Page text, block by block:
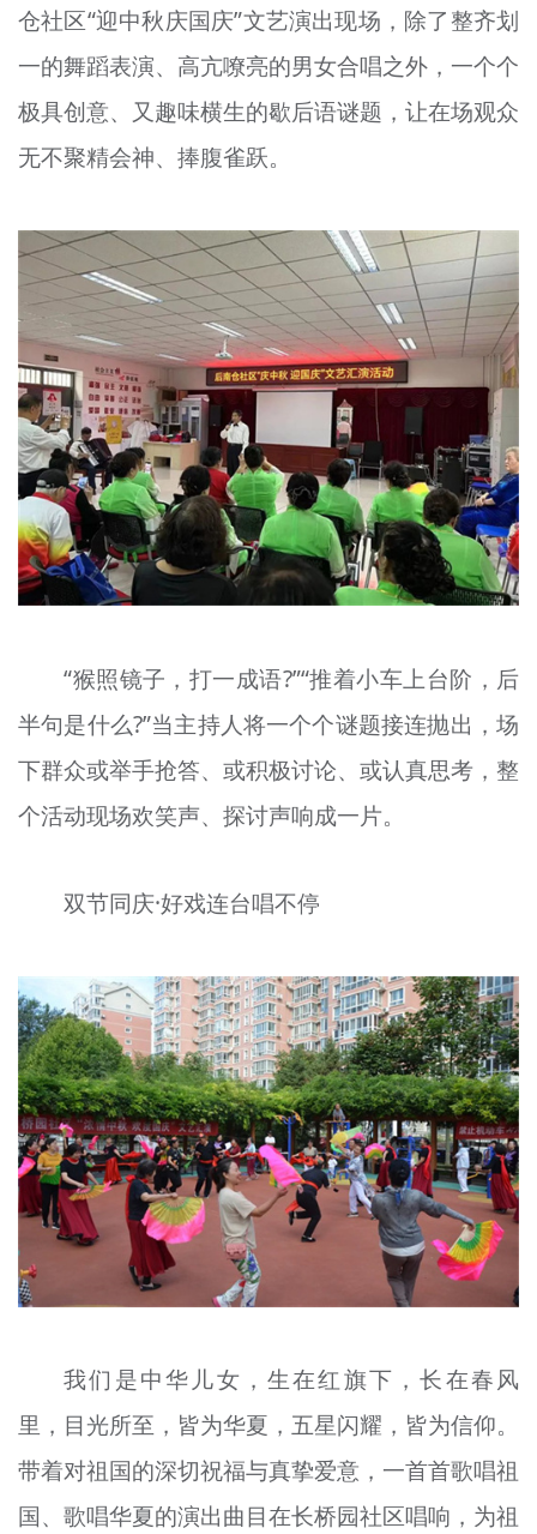
仓社区“迎中秋庆国庆”文艺演出现场，除了整齐划
一的舞蹈表演、高亢嘹亮的男女合唱之外，一个个
极具创意、又趣味横生的歇后语谜题，让在场观众
无不聚精会神、捧腹雀跃。
“猴照镜子，打一成语?”“推着小车上台阶，后
半句是什么?”当主持人将一个个谜题接连抛出，场
下群众或举手抢答、或积极讨论、或认真思考，整
个活动现场欢笑声、探讨声响成一片。
双节同庆·好戏连台唱不停
我们是中华儿女，生在红旗下，长在春风
里，目光所至，皆为华夏，五星闪耀，皆为信仰。
带着对祖国的深切祝福与真挚爱意，一首首歌唱祖
国、歌唱华夏的演出曲目在长桥园社区唱响，为祖